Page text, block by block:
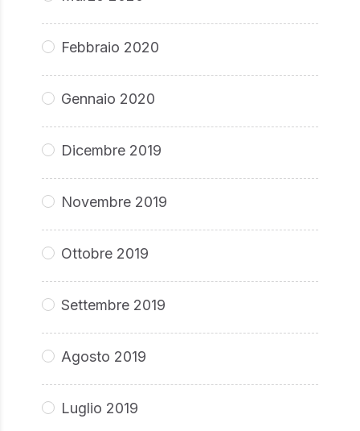
Febbraio 2020
Gennaio 2020
Dicembre 2019
Novembre 2019
Ottobre 2019
Settembre 2019
Agosto 2019
Luglio 2019